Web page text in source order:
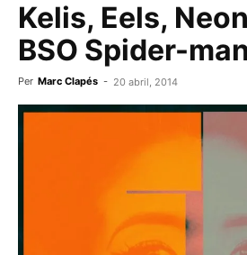
Kelis, Eels,
BSO Spider-man
Per Marc Clapés - 20 abril, 2014